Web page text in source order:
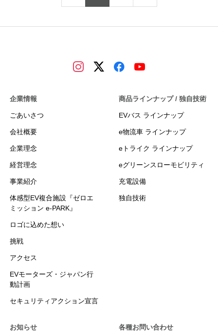
企業情報
ごあいさつ
会社概要
企業理念
経営理念
事業紹介
体感型EV複合施設『ゼロエ
ミッション e-PARK』
ロゴに込めた想い
挑戦
アクセス
EVモーターズ・ジャパン行
動計画
セキュリティアクション宣言
商品ラインナップ / 独自技術
EVバス ラインナップ
e物流車 ラインナップ
eトライク ラインナップ
eグリーンスローモビリティ
充電設備
独自技術
お知らせ 各種お問い合わせ